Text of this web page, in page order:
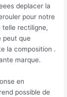
deplacer la
pour notre
telle rectiligne,
peut que
la composition .
marque.
en
possible de